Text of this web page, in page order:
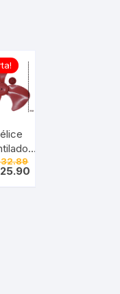
3 pás
32.89
25.90